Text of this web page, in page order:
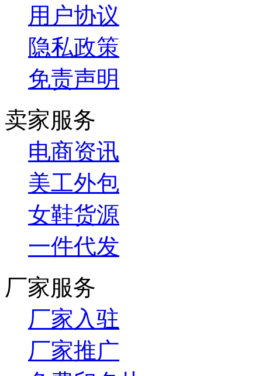
用户协议
隐私政策
免责声明
卖家服务
电商资讯
美工外包
女鞋货源
一件代发
厂家服务
厂家入驻
厂家推广